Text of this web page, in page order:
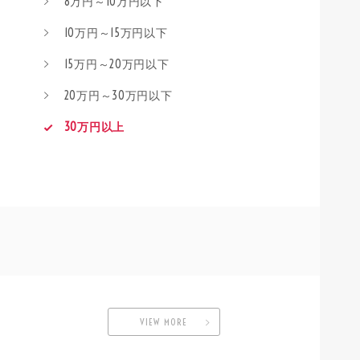
10万円～15万円以下
15万円～20万円以下
20万円～30万円以下
30万円以上
VIEW MORE